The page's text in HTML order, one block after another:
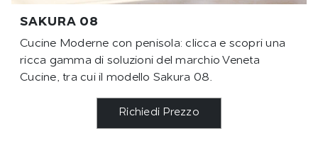
SAKURA 08
Cucine Moderne con penisola: clicca e scopri una
ricca gamma di soluzioni del marchio Veneta
Cucine, tra cui il modello Sakura 08.
Richiedi Prezzo